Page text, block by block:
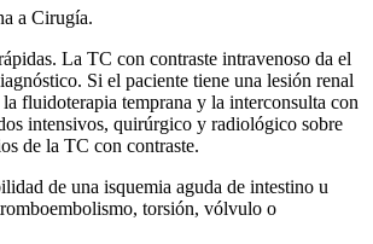
a Cirugía.
La TC con contraste intravenoso da el
Si el paciente tiene una lesión renal
fluidoterapia temprana y la interconsulta con
intensivos, quirúrgico y radiológico sobre
de la TC con contraste.
de una isquemia aguda de intestino u
torsión, vólvulo o